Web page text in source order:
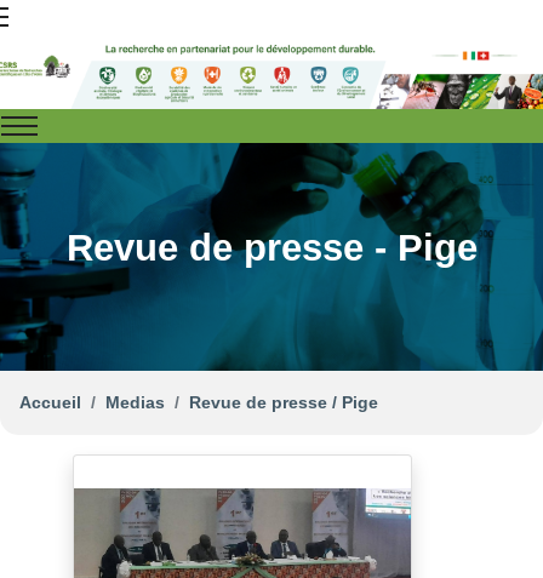
Revue de presse - Pige
Accueil Medias Revue de presse / Pige